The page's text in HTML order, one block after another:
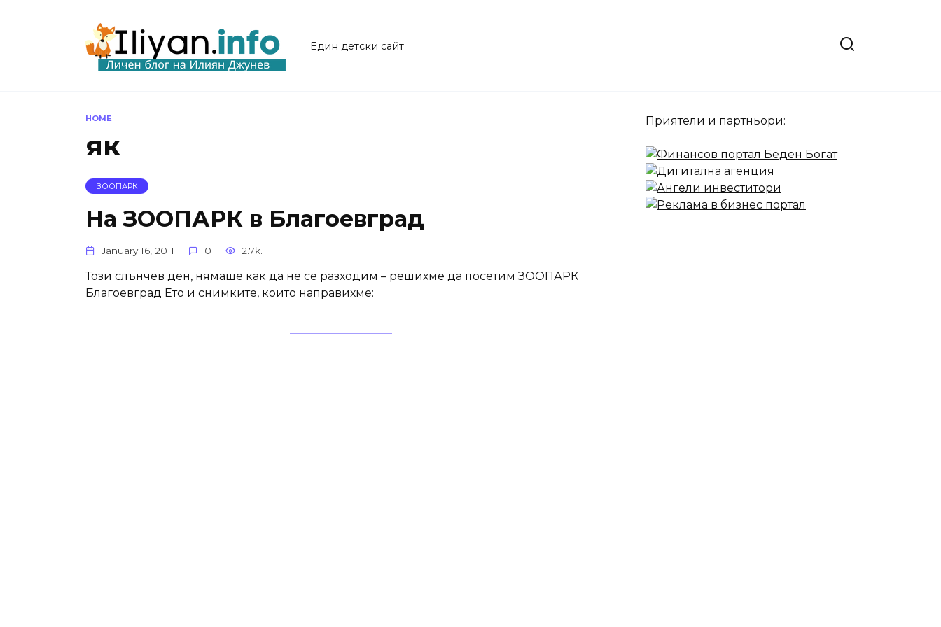
Един детски сайт
HOME
як
ЗООПАРК
На ЗООПАРК в Благоевград
January 16, 2011 0 2.7k.
Този слънчев ден, нямаше как да не се разходим – решихме да посетим ЗООПАРК
Благоевград Ето и снимките, които направихме:
Приятели и партньори: